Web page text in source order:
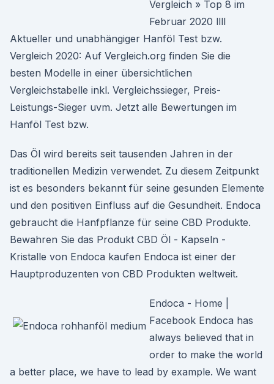
Vergleich » Top 8 im
Februar 2020 llll
Aktueller und unabhängiger Hanföl Test bzw.
Vergleich 2020: Auf Vergleich.org finden Sie die
besten Modelle in einer übersichtlichen
Vergleichstabelle inkl. Vergleichssieger, Preis-
Leistungs-Sieger uvm. Jetzt alle Bewertungen im
Hanföl Test bzw.
Das Öl wird bereits seit tausenden Jahren in der
traditionellen Medizin verwendet. Zu diesem Zeitpunkt
ist es besonders bekannt für seine gesunden Elemente
und den positiven Einfluss auf die Gesundheit. Endoca
gebraucht die Hanfpflanze für seine CBD Produkte.
Bewahren Sie das Produkt CBD Öl - Kapseln -
Kristalle von Endoca kaufen Endoca ist einer der
Hauptproduzenten von CBD Produkten weltweit.
Endoca - Home |
Facebook Endoca has
always believed that in
order to make the world
a better place, we have to lead by example. We want